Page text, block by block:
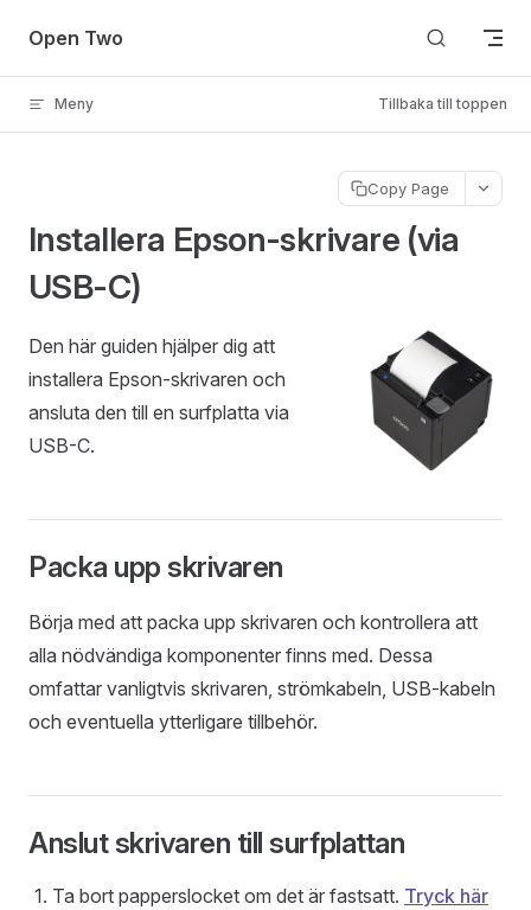
Skip to content
Open Two
Meny Tillbaka till toppen
Copy Page
Installera Epson-skrivare (via
USB-C)
Den här guiden hjälper dig att
installera Epson-skrivaren och
ansluta den till en surfplatta via
USB-C.
Packa upp skrivaren
Börja med att packa upp skrivaren och kontrollera att
alla nödvändiga komponenter finns med. Dessa
omfattar vanligtvis skrivaren, strömkabeln, USB-kabeln
och eventuella ytterligare tillbehör.
Anslut skrivaren till surfplattan
Ta bort papperslocket om det är fastsatt. Tryck här